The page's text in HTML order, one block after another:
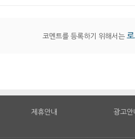
코멘트를 등록하기 위해서는
제휴안내 광고안